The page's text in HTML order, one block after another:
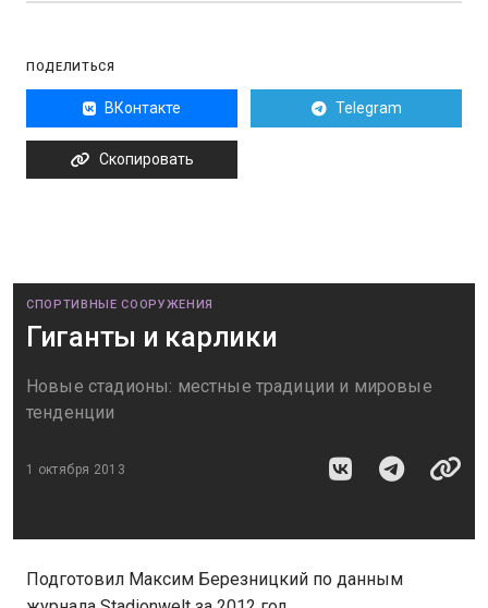
ПОДЕЛИТЬСЯ
ВКонтакте Telegram
Скопировать
СПОРТИВНЫЕ СООРУЖЕНИЯ
Гиганты и карлики
Новые стадионы: местные традиции и мировые
тенденции
1 октября 2013
Подготовил Максим Березницкий по данным